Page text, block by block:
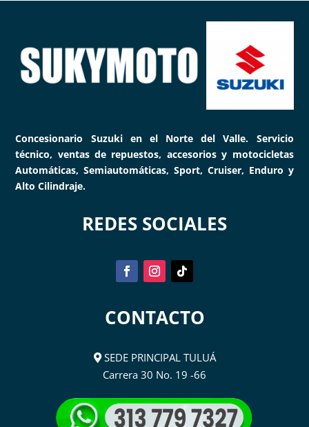
Concesionario Suzuki en el Norte del Valle. Servicio
técnico, ventas de repuestos, accesorios y motocicletas
Automáticas, Semiautomáticas, Sport, Cruiser, Enduro y
Alto Cilindraje.
REDES SOCIALES
CONTACTO
SEDE PRINCIPAL TULUÁ
Carrera 30 No. 19 -66